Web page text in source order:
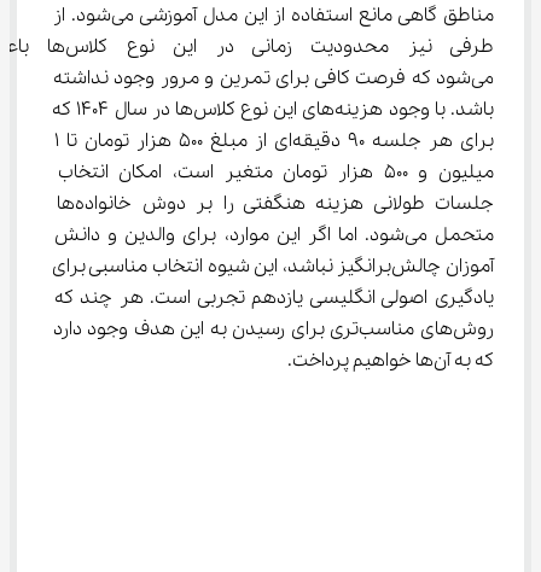
مناطق گاهی مانع استفاده از این مدل آموزشی می‌شود. از
طرفی نیز محدودیت زمانی در این نوع
می‌شود که فرصت کافی برای تمرین و مرور وجود نداشته
باشد. با وجود هزینه‌های این نوع کلاس‌ها در سال 1404 که
میلیون و 500 هزار تومان متغیر است، امکان انتخاب
جلسات طولانی هزینه هنگفتی را بر دوش خانواده‌ها
متحمل می‌شود. اما اگر این موارد، برای والدین و دانش
آموزان چالش‌برانگیز نباشد، این شیوه انتخاب مناسبی برای
یادگیری اصولی انگلیسی یازدهم تجربی است. هر چند که
روش‌های مناسب‌تری برای رسیدن به این هدف وجود دارد
که به آن‌ها خواهیم پرداخت.